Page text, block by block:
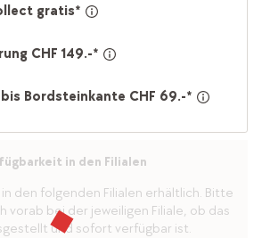
gratis*
CHF 149.-*
Bordsteinkante CHF 69.-*
in den Filialen
den folgenden Filialen erhältlich. Bitte
vorab bei der jeweiligen Filiale, ob das
und sofort verfügbar ist.